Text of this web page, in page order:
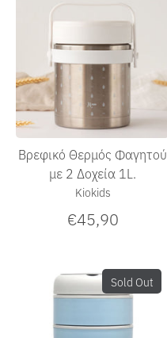
Βρεφικό Θερμός Φαγητού
με 2 Δοχεία 1L.
Kiokids
€45,90
Sold Out